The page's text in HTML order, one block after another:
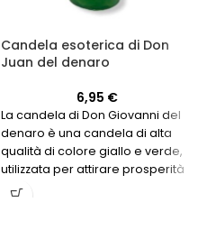
Candela esoterica di Don
Juan del denaro
6,95 €
La candela di Don Giovanni del
denaro è una candela di alta
qualità di colore giallo e verde,
utilizzata per attirare prosperità
e successo finanziario nella vita.